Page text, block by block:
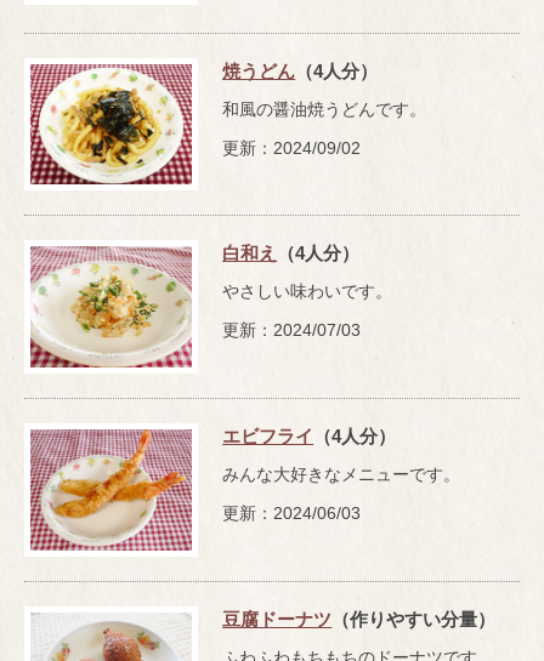
焼うどん （4人分）
和風の醤油焼うどんです。
更新：2024/09/02
白和え （4人分）
やさしい味わいです。
更新：2024/07/03
エビフライ （4人分）
みんな大好きなメニューです。
更新：2024/06/03
豆腐ドーナツ （作りやすい分量）
ふわふわもちもちのドーナツです。